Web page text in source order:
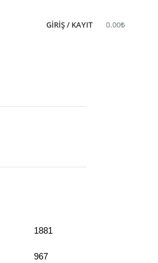
GIRIŞ / KAYIT 0.00₺
1881
967